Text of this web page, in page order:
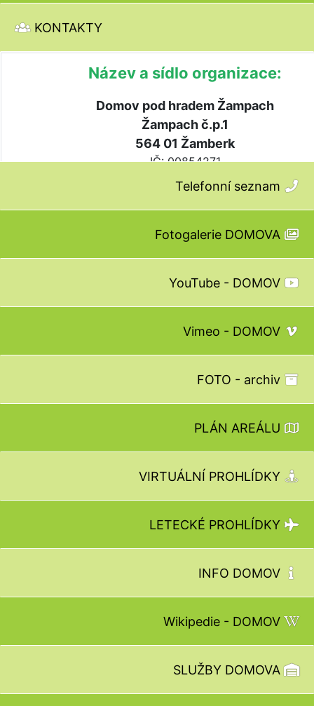
KONTAKTY
Telefonní seznam
Fotogalerie DOMOVA
YouTube - DOMOV
Vimeo - DOMOV
FOTO - archiv
PLÁN AREÁLU
VIRTUÁLNÍ PROHLÍDKY
LETECKÉ PROHLÍDKY
INFO DOMOV
Wikipedie - DOMOV
SLUŽBY DOMOVA